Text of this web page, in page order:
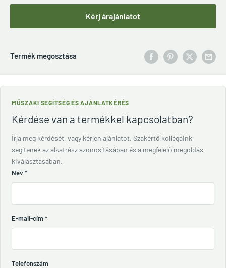
Kérj árajánlatot
Termék megosztása
MŰSZAKI SEGÍTSÉG ÉS AJÁNLATKÉRÉS
Kérdése van a termékkel kapcsolatban?
Írja meg kérdését, vagy kérjen ajánlatot. Szakértő kollégáink
segítenek az alkatrész azonosításában és a megfelelő megoldás
kiválasztásában.
Név *
E-mail-cím *
Telefonszám